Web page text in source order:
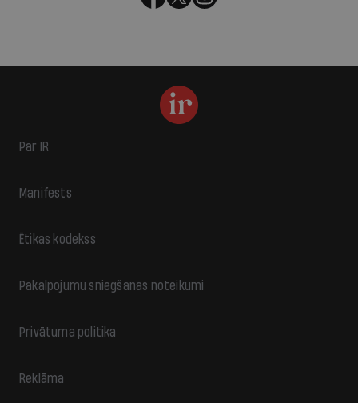
Par IR
Manifests
Ētikas kodekss
Pakalpojumu sniegšanas noteikumi
Privātuma politika
Reklāma